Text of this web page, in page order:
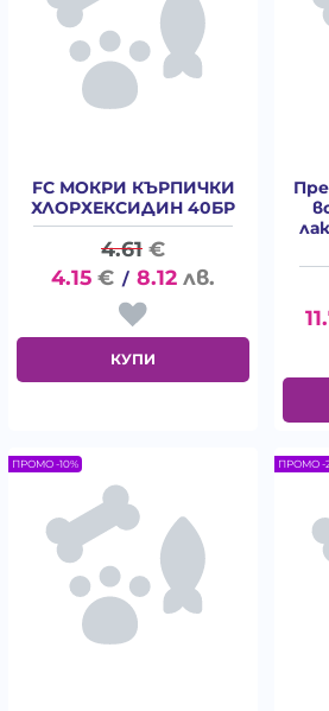
FC МОКРИ КЪРПИЧКИ
ХЛОРХЕКСИДИН 40БР
4.61 €
4.15 € / 8.12 лв.
КУПИ
ПРОМО -10% ПРОМО -